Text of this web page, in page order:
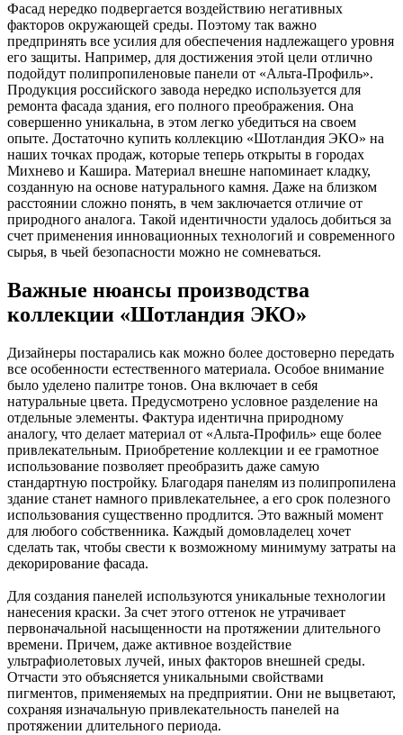
Фасад нередко подвергается воздействию негативных
факторов окружающей среды. Поэтому так важно
предпринять все усилия для обеспечения надлежащего уровня
его защиты. Например, для достижения этой цели отлично
подойдут полипропиленовые панели от «Альта-Профиль».
Продукция российского завода нередко используется для
ремонта фасада здания, его полного преображения. Она
совершенно уникальна, в этом легко убедиться на своем
опыте. Достаточно купить коллекцию «Шотландия ЭКО» на
наших точках продаж, которые теперь открыты в городах
Михнево и Кашира. Материал внешне напоминает кладку,
созданную на основе натурального камня. Даже на близком
расстоянии сложно понять, в чем заключается отличие от
природного аналога. Такой идентичности удалось добиться за
счет применения инновационных технологий и современного
сырья, в чьей безопасности можно не сомневаться.
Важные нюансы производства
коллекции «Шотландия ЭКО»
Дизайнеры постарались как можно более достоверно передать
все особенности естественного материала. Особое внимание
было уделено палитре тонов. Она включает в себя
натуральные цвета. Предусмотрено условное разделение на
отдельные элементы. Фактура идентична природному
аналогу, что делает материал от «Альта-Профиль» еще более
привлекательным. Приобретение коллекции и ее грамотное
использование позволяет преобразить даже самую
стандартную постройку. Благодаря панелям из полипропилена
здание станет намного привлекательнее, а его срок полезного
использования существенно продлится. Это важный момент
для любого собственника. Каждый домовладелец хочет
сделать так, чтобы свести к возможному минимуму затраты на
декорирование фасада.
Для создания панелей используются уникальные технологии
нанесения краски. За счет этого оттенок не утрачивает
первоначальной насыщенности на протяжении длительного
времени. Причем, даже активное воздействие
ультрафиолетовых лучей, иных факторов внешней среды.
Отчасти это объясняется уникальными свойствами
пигментов, применяемых на предприятии. Они не выцветают,
сохраняя изначальную привлекательность панелей на
протяжении длительного периода.